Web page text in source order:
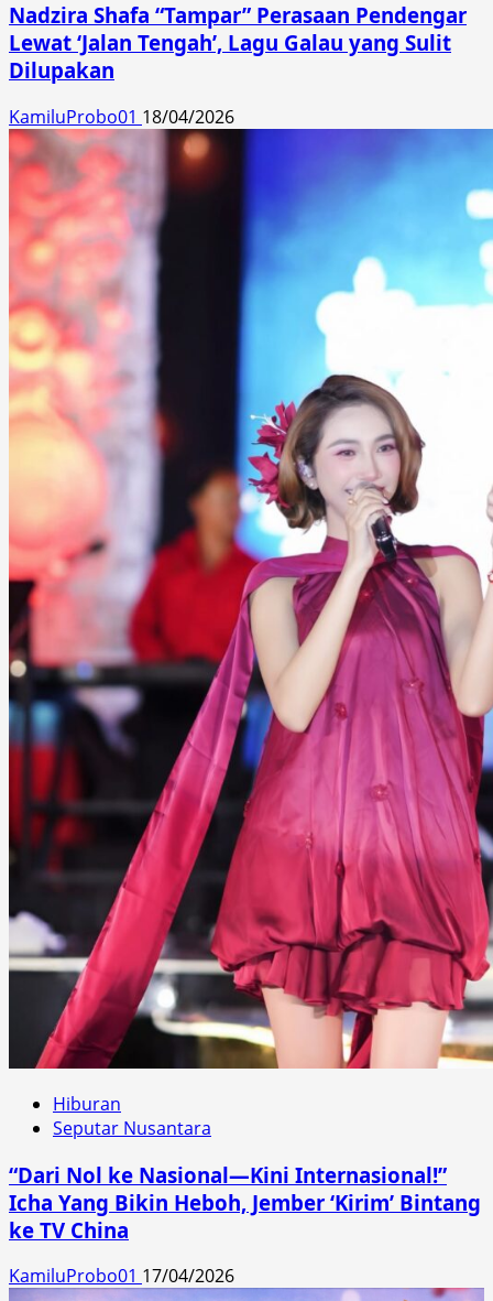
Nadzira Shafa “Tampar” Perasaan Pendengar
Lewat ‘Jalan Tengah’, Lagu Galau yang Sulit
Dilupakan
KamiluProbo01 18/04/2026
Hiburan
Seputar Nusantara
“Dari Nol ke Nasional—Kini Internasional!”
Icha Yang Bikin Heboh, Jember ‘Kirim’ Bintang
ke TV China
KamiluProbo01 17/04/2026